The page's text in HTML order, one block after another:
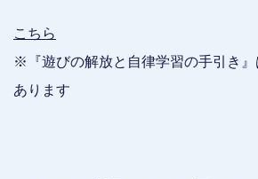
こちら
※『遊びの解放と自律学習の手引き』
あります